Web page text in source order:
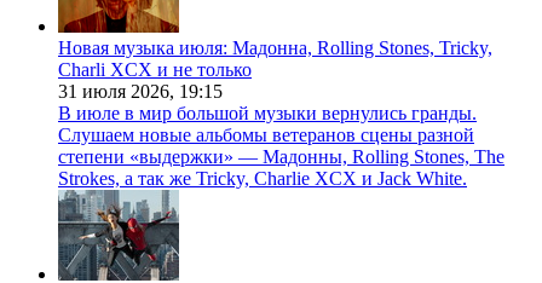
Новая музыка июля: Мадонна, Rolling Stones, Tricky,
Charli XCX и не только
31 июля 2026, 19:15
В июле в мир большой музыки вернулись гранды.
Слушаем новые альбомы ветеранов сцены разной
степени «выдержки» — Мадонны, Rolling Stones, The
Strokes, а так же Tricky, Charlie XCX и Jack White.